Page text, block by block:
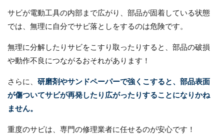
サビが電動工具の内部まで広がり、部品が固着している状態
では、無理に自分でサビ落としをするのは危険です。
無理に分解したりサビをこすり取ったりすると、部品の破損
や動作不良につながるおそれがあります！
さらに、 研磨剤やサンドペーパーで強くこすると、部品表面
が傷ついてサビが再発したり広がったりすることになりかね
ません。
重度のサビは、専門の修理業者に任せるのが安心です！